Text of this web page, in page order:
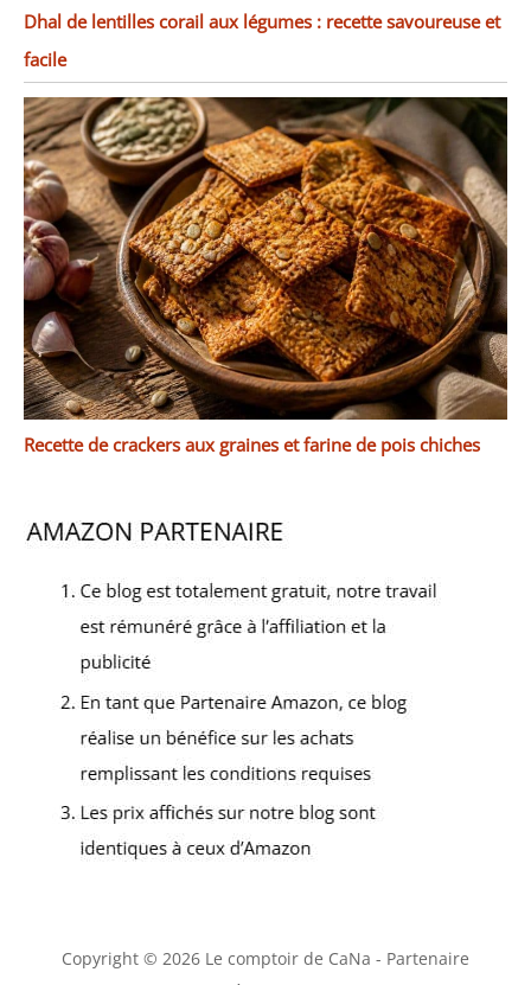
Dhal de lentilles corail aux légumes : recette savoureuse et
facile
Recette de crackers aux graines et farine de pois chiches
Copyright © 2026 Le comptoir de CaNa - Partenaire